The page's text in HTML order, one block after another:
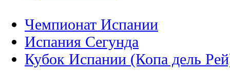
Чемпионат Испании
Испания Сегунда
Кубок Испании (Копа дель